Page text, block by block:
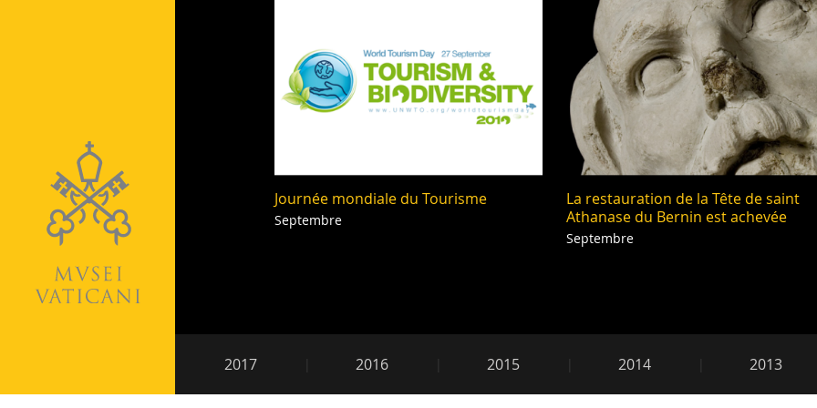
Journée mondiale du Tourisme
Septembre
La restauration de la Tête de saint
Athanase du Bernin est achevée
Septembre
secondaire
2017 2016 2015 2014 2013